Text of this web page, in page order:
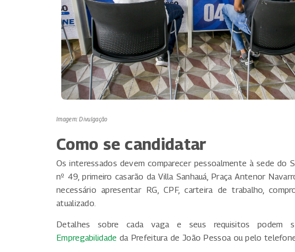
Imagem: Divulgação
Como se candidatar
Os interessados devem comparecer pessoalmente à sede do
nº 49, primeiro casarão da Villa Sanhauá, Praça Antenor
necessário apresentar RG, CPF, carteira de trabalho,
atualizado.
Detalhes sobre cada vaga e seus requisitos podem
Empregabilidade da Prefeitura de João Pessoa ou pelo